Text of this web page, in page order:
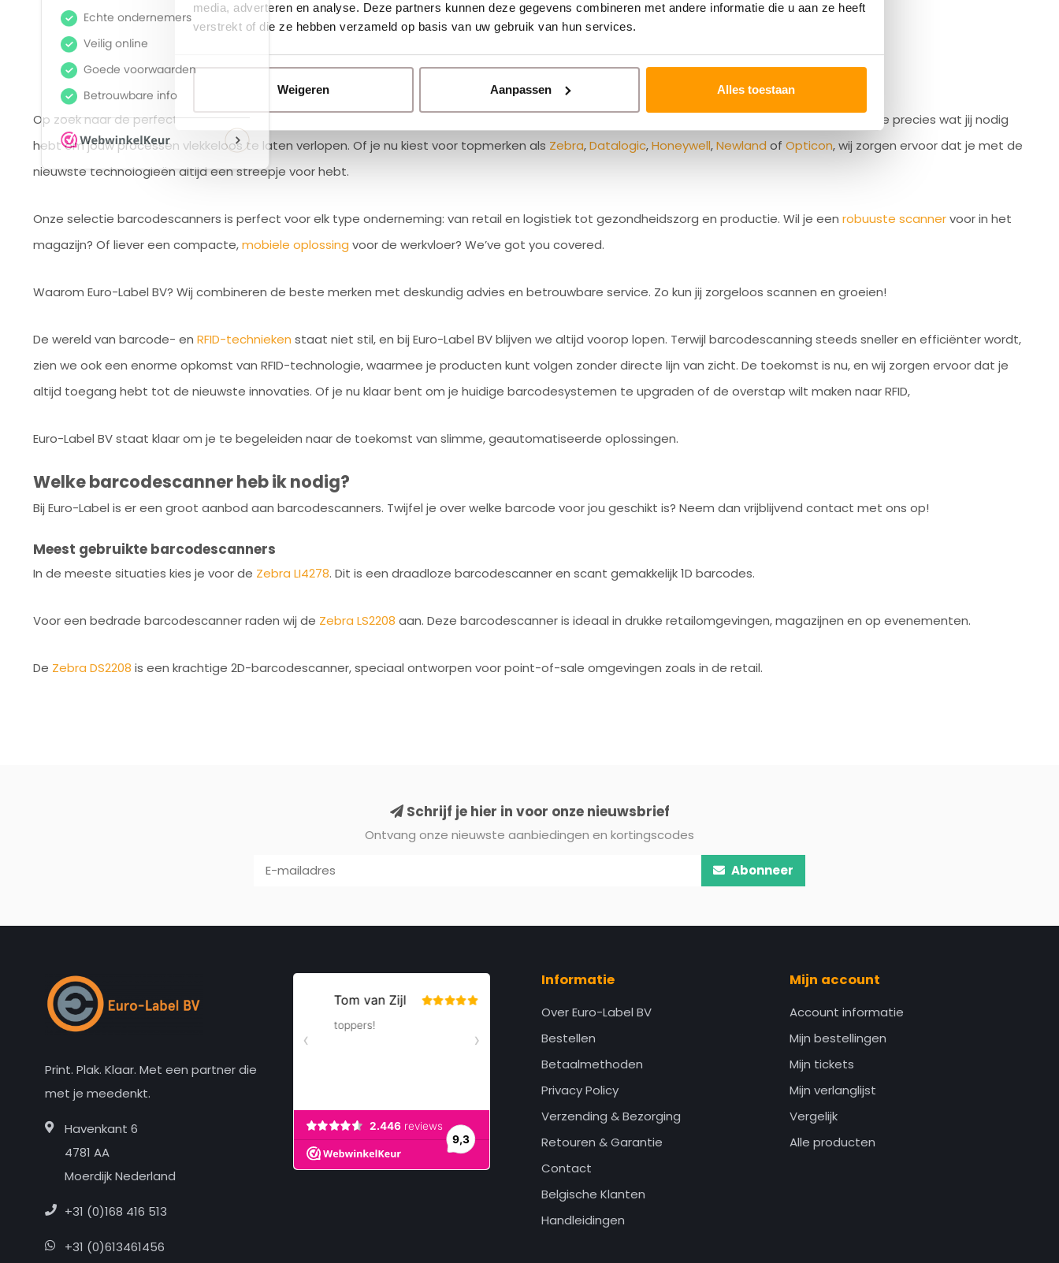
media, adverteren en analyse. Deze partners kunnen deze gegevens combineren met andere informatie die u aan ze heeft
verstrekt of die ze hebben verzameld op basis van uw gebruik van hun services.
Weigeren Aanpassen Alles toestaan
Op zoek naar de perfectebarcodescanner
? Bij Euro-Label BV ben je aan het juiste adres! Met jarenlange ervaring in barcodetechnieken weten we precies wat jij nodig
hebt om jouw processen vlekkeloos te laten verlopen. Of je nu kiest voor topmerken als Zebra,Datalogic,Honeywell,Newland of Opticon, wij zorgen ervoor dat je met de
nieuwste technologieën altijd een streepje voor hebt.
Onze selectie barcodescanners is perfect voor elk type onderneming: van retail en logistiek tot gezondheidszorg en productie. Wil je een robuuste scannervoor in het
magazijn? Of liever een compacte,mobiele oplossing voor de werkvloer? We’ve got you covered.
Waarom Euro-Label BV? Wij combineren de beste merken met deskundig advies en betrouwbare service. Zo kun jij zorgeloos scannen en groeien!
De wereld van barcode- en RFID-technieken staat niet stil, en bij Euro-Label BV blijven we altijd voorop lopen. Terwijl barcodescanning steeds sneller en efficiënter wordt,
zien we ook een enorme opkomst van RFID-technologie, waarmee je producten kunt volgen zonder directe lijn van zicht. De toekomst is nu, en wij zorgen ervoor dat je
altijd toegang hebt tot de nieuwste innovaties. Of je nu klaar bent om je huidige barcodesystemen te upgraden of de overstap wilt maken naar RFID,
Euro-Label BV staat klaar om je te begeleiden naar de toekomst van slimme, geautomatiseerde oplossingen.
Welke barcodescanner heb ik nodig?
Bij Euro-Label is er een groot aanbod aan barcodescanners. Twijfel je over welke barcode voor jou geschikt is? Neem dan vrijblijvend contact met ons op!
Meest gebruikte barcodescanners
In de meeste situaties kies je voor de Zebra LI4278. Dit is een draadloze barcodescanner en scant gemakkelijk 1D barcodes.
Voor een bedrade barcodescanner raden wij de Zebra LS2208 aan. Deze barcodescanner is ideaal in drukke retailomgevingen, magazijnen en op evenementen.
De Zebra DS2208 is een krachtige 2D-barcodescanner, speciaal ontworpen voor point-of-sale omgevingen zoals in de retail.
Schrijf je hier in voor onze nieuwsbrief
Ontvang onze nieuwste aanbiedingen en kortingscodes
Abonneer
Print. Plak. Klaar. Met een partner die
met je meedenkt.
Havenkant 6
4781 AA
Moerdijk Nederland
+31 (0)168 416 513
+31 (0)613461456
Informatie
Over Euro-Label BV
Bestellen
Betaalmethoden
Privacy Policy
Verzending & Bezorging
Retouren & Garantie
Contact
Belgische Klanten
Handleidingen
Mijn account
Account informatie
Mijn bestellingen
Mijn tickets
Mijn verlanglijst
Vergelijk
Alle producten